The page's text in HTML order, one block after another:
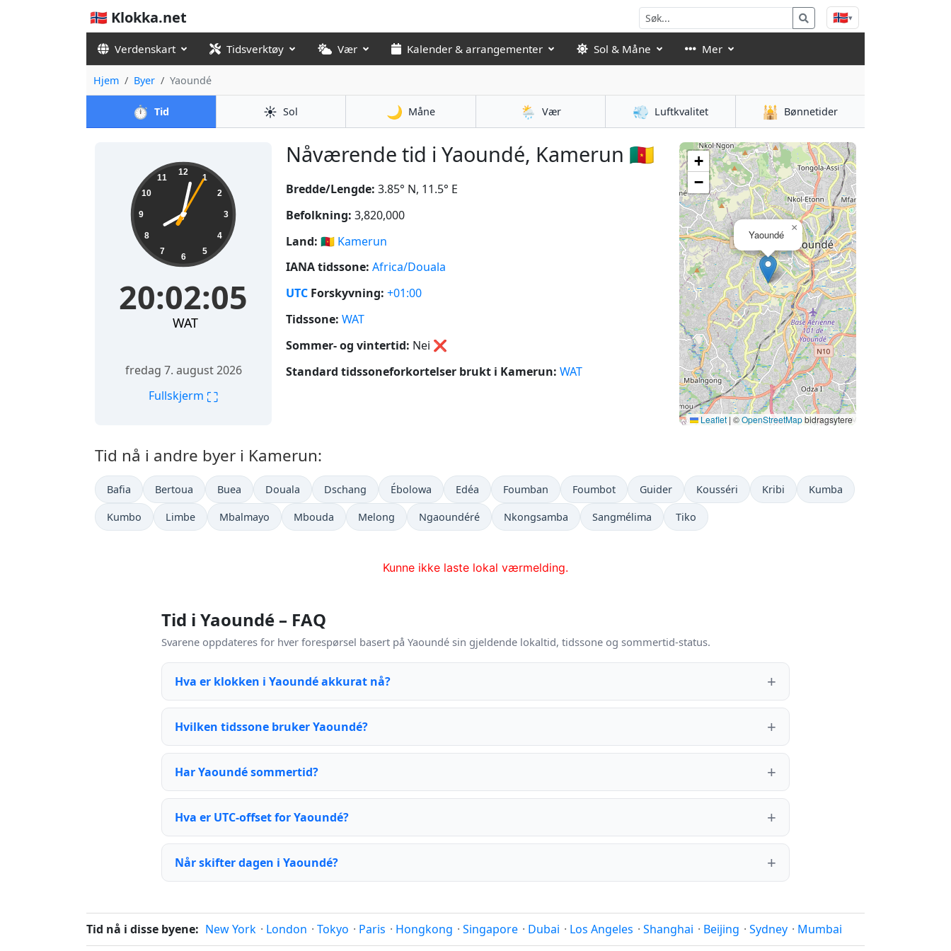
🇳🇴 Klokka.net 🇳🇴▾
Verdenskart Tidsverktøy Vær Kalender & arrangementer Sol & Måne Mer
Hjem Byer Yaoundé
⏱️ Tid ☀️ Sol 🌙 Måne 🌦️ Vær 💨 Luftkvalitet 🕌 Bønnetider
Nåværende tid i Yaoundé, Kamerun 🇨🇲
20:02:06 12
1
2
3
4
5
6
7
8
9
10
11
20:02:06
WAT
fredag 7. august 2026
Fullskjerm ⛶
Bredde/Lengde: 3.85° N, 11.5° E
Befolkning: 3,820,000
Land: 🇨🇲 Kamerun
IANA tidssone: Africa/Douala
UTC Forskyvning: +01:00
Tidssone: WAT
Sommer- og vintertid: Nei ❌
Standard tidssoneforkortelser brukt i Kamerun: WAT
Yaoundé
×
+
−
Leaflet | ©OpenStreetMapbidragsytere
Tid nå i andre byer i Kamerun:
Bafia Bertoua Buea Douala Dschang Ébolowa Edéa Foumban Foumbot Guider Kousséri Kribi Kumba
Kumbo Limbe Mbalmayo Mbouda Melong Ngaoundéré Nkongsamba Sangmélima Tiko
Kunne ikke laste lokal værmelding.
Tid i Yaoundé – FAQ
Svarene oppdateres for hver forespørsel basert på Yaoundé sin gjeldende lokaltid, tidssone og sommertid-status.
Hva er klokken i Yaoundé akkurat nå?
Hvilken tidssone bruker Yaoundé?
Har Yaoundé sommertid?
Hva er UTC-offset for Yaoundé?
Når skifter dagen i Yaoundé?
Tid nå i disse byene: New York · London · Tokyo · Paris · Hongkong · Singapore · Dubai · Los Angeles · Shanghai · Beijing · Sydney · Mumbai